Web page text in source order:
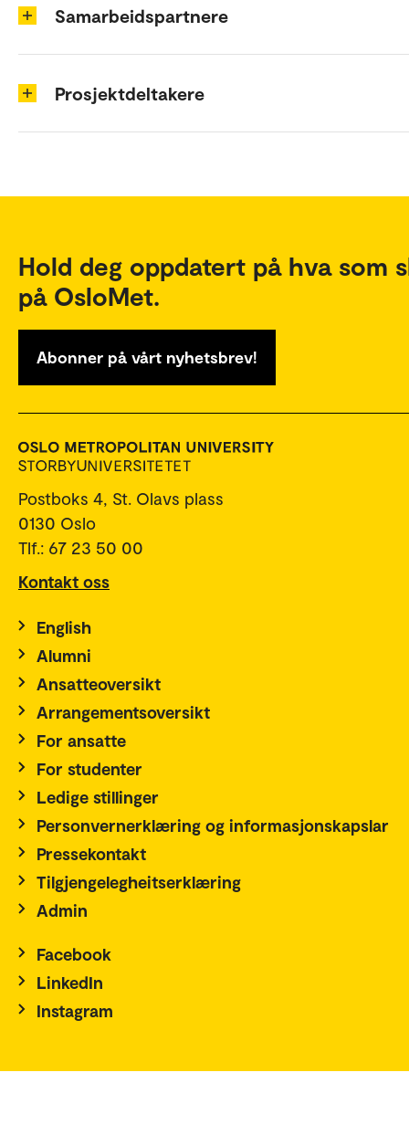
Samarbeidspartnere
Prosjektdeltakere
Hold deg oppdatert på hva som
på OsloMet.
Abonner på vårt nyhetsbrev!
Postboks 4, St. Olavs plass
0130 Oslo
Tlf.: 67 23 50 00
Kontakt oss
English
Alumni
Ansatteoversikt
Arrangementsoversikt
For ansatte
For studenter
Ledige stillinger
Personvernerklæring og informasjonskapslar
Pressekontakt
Tilgjengelegheitserklæring
Admin
Facebook
LinkedIn
Instagram